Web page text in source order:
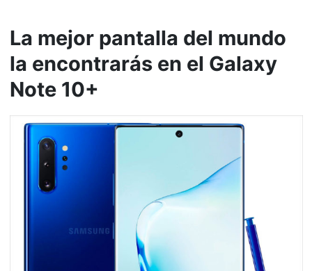
La mejor pantalla del mundo
la encontrarás en el Galaxy
Note 10+